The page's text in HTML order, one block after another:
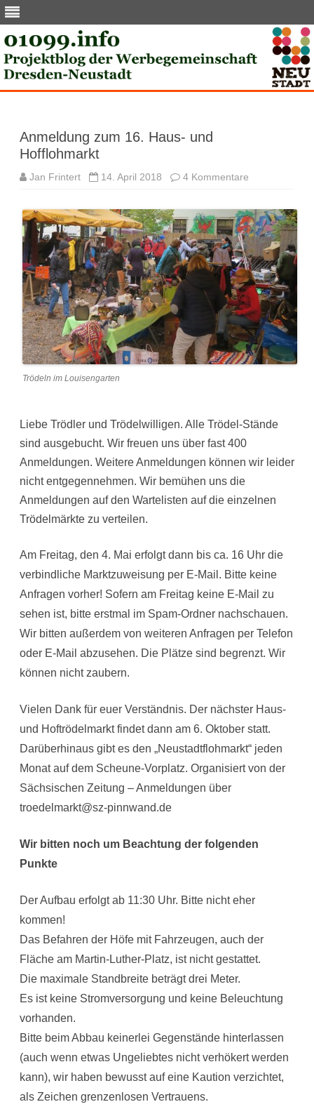
Anmeldung zum 16. Haus- und
Hofflohmarkt
Jan Frintert 14. April 2018 4 Kommentare
Haus-
und
Hofflohmarkt
Trödeln im Louisengarten
Liebe Trödler und Trödelwilligen. Alle Trödel-Stände
sind ausgebucht. Wir freuen uns über fast 400
Anmeldungen. Weitere Anmeldungen können wir leider
nicht entgegennehmen. Wir bemühen uns die
Anmeldungen auf den Wartelisten auf die einzelnen
Trödelmärkte zu verteilen.
Am Freitag, den 4. Mai erfolgt dann bis ca. 16 Uhr die
verbindliche Marktzuweisung per E-Mail. Bitte keine
Anfragen vorher! Sofern am Freitag keine E-Mail zu
sehen ist, bitte erstmal im Spam-Ordner nachschauen.
Wir bitten außerdem von weiteren Anfragen per Telefon
oder E-Mail abzusehen. Die Plätze sind begrenzt. Wir
können nicht zaubern.
Vielen Dank für euer Verständnis. Der nächster Haus-
und Hoftrödelmarkt findet dann am 6. Oktober statt.
Darüberhinaus gibt es den „Neustadtflohmarkt“ jeden
Monat auf dem Scheune-Vorplatz. Organisiert von der
Sächsischen Zeitung – Anmeldungen über
troedelmarkt@sz-pinnwand.de
Wir bitten noch um Beachtung der folgenden
Punkte
Der Aufbau erfolgt ab 11:30 Uhr. Bitte nicht eher
kommen!
Das Befahren der Höfe mit Fahrzeugen, auch der
Fläche am Martin-Luther-Platz, ist nicht gestattet.
Die maximale Standbreite beträgt drei Meter.
Es ist keine Stromversorgung und keine Beleuchtung
vorhanden.
Bitte beim Abbau keinerlei Gegenstände hinterlassen
(auch wenn etwas Ungeliebtes nicht verhökert werden
kann), wir haben bewusst auf eine Kaution verzichtet,
als Zeichen grenzenlosen Vertrauens.